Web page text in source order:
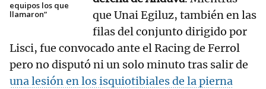
equipos los que
llamaron”
que Unai Egiluz, también en las
filas del conjunto dirigido por
Lisci, fue convocado ante el Racing de Ferrol
pero no disputó ni un solo minuto tras salir de
una lesión en los isquiotibiales de la pierna